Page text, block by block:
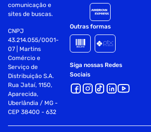
comunicação e
sites de buscas.
CNPJ
43.214.055/0001-
07 | Martins
Comércio e
Serviço de
Distribuição S.A.
Rua Jataí, 1150,
Aparecida,
Uberlândia / MG -
CEP 38400 - 632
Outras formas
Siga nossas Redes
Sociais